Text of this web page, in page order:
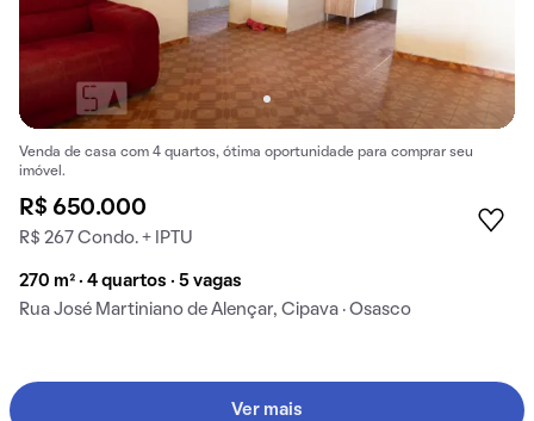
Venda de casa com 4 quartos, ótima oportunidade para comprar seu
imóvel.
R$ 650.000
R$ 267 Condo. + IPTU
270 m² · 4 quartos · 5 vagas
Rua José Martiniano de Alençar, Cipava · Osasco
Ver mais